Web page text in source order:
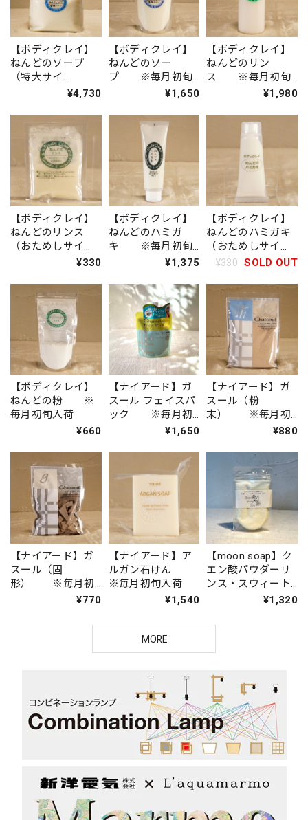
【ボディクレイ】
ねんどのソープ
（特大サイ
ズ） ※毎月初
¥4,730
【ボディクレイ】
ねんどのソー
プ ※毎月初旬
¥1,650
【ボディクレイ】
ねんどのリン
ス ※毎月初旬
¥1,980
【ボディクレイ】
ねんどのリンス
（おためしサイ
ズ） ※毎月初
¥330
【ボディクレイ】
ねんどのハミガ
キ ※毎月初旬
¥1,375
【ボディクレイ】
ねんどのハミガキ
（おためしサイ
ズ） ※毎月初
¥330 SOLD OUT
【ボディクレイ】
ねんどの粉 ※
毎月初旬入荷
¥660
【ナイアード】ガ
スール フェイスパ
ック ※毎月初
¥1,650
【ナイアード】ガ
スール（粉
末） ※毎月初
¥880
【ナイアード】ガ
スール（固
形） ※毎月初
¥770
【ナイアード】ア
ルガン石けん
※毎月初旬入荷
¥1,540
【moon soap】ク
エン酸パウダーリ
ンス・スウィート
オレンジスノ
入荷
¥1,320
MORE